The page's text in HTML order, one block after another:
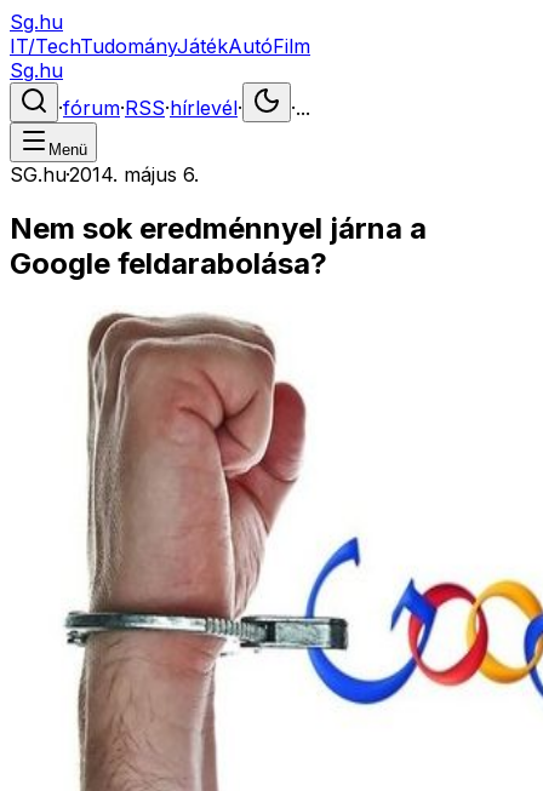
Sg.hu
IT/TechTudományJátékAutóFilm
Sg.hu
·fórum·RSS·hírlevél· ·...
Menü
SG.hu·2014. május 6.
Nem sok eredménnyel járna a
Google feldarabolása?